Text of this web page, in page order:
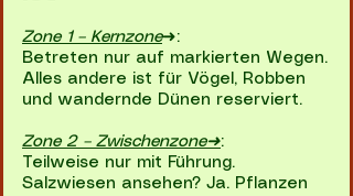
Zone 1 – Kernzone➜:
Betreten nur auf markierten Wegen.
Alles andere ist für Vögel, Robben
und wandernde Dünen reserviert.
Zone 2 – Zwischenzone➜:
Teilweise nur mit Führung.
Salzwiesen ansehen? Ja. Pflanzen